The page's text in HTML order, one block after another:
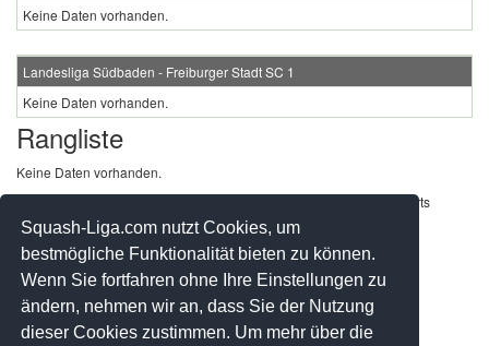
Squash-Liga.com nutzt Cookies, um
bestmögliche Funktionalität bieten zu können.
Wenn Sie fortfahren ohne Ihre Einstellungen zu
ändern, nehmen wir an, dass Sie der Nutzung
dieser Cookies zustimmen. Um mehr über die
Keine Daten vorhanden.
Landesliga Südbaden - Freiburger Stadt SC 1
Keine Daten vorhanden.
Rangliste
Keine Daten vorhanden.
Werbung - Offizielle Pool Partner des deutschen Squashsports